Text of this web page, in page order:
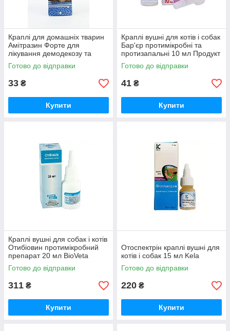
Краплі для домашніх тварин
Амітразин Форте для
лікування демодекозу та
отодектозу 10 мл Фарматон
Готово до відправки
33 ₴
Купити
Краплі вушні для котів і собак
Бар'єр протимікробні та
протизапальні 10 мл Продукт
Готово до відправки
41 ₴
Купити
Краплі вушні для собак і котів
Отибіовин протимікробний
препарат 20 мл BioVeta
Готово до відправки
311 ₴
Купити
Отоспектрін краплі вушні для
котів і собак 15 мл Kela
Готово до відправки
220 ₴
Купити